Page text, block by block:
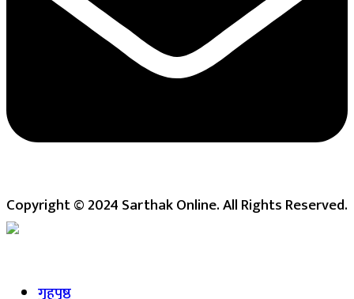
Copyright © 2024 Sarthak Online. All Rights Reserved.
गृहपृष्ठ